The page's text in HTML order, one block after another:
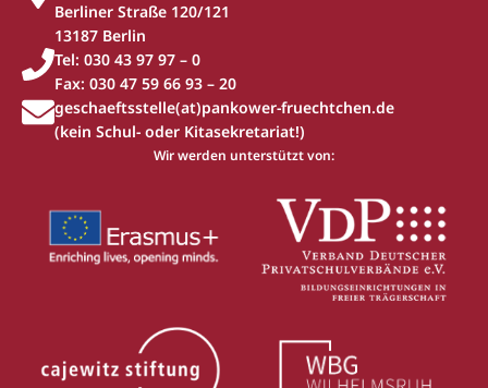
Berliner Straße 120/121
13187 Berlin
Tel: 030 43 97 97 – 0
Fax: 030 47 59 66 93 – 20
geschaeftsstelle(at)pankower-fruechtchen.de
(kein Schul- oder Kitasekretariat!)
Wir werden unterstützt von: